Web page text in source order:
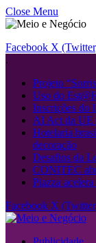
Close Menu
Facebook X
.
Projeto
Uso do
Inscrições do
AI Act da UE
Hotelaria
decoração
Desafios da
CONITEC
Piazza
Facebook X